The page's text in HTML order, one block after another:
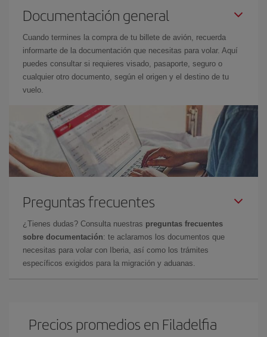
Documentación general
Cuando termines la compra de tu billete de avión, recuerda
informarte de la documentación que necesitas para volar. Aquí
puedes consultar si requieres visado, pasaporte, seguro o
cualquier otro documento, según el origen y el destino de tu
vuelo.
Preguntas frecuentes
¿Tienes dudas? Consulta nuestras preguntas frecuentes
sobre documentación: te aclaramos los documentos que
necesitas para volar con Iberia, así como los trámites
específicos exigidos para la migración y aduanas.
Precios promedios en Filadelfia